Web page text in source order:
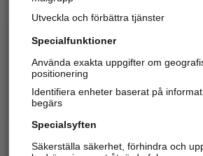
Kom igång och
Alla kategorier
Utveckla och förbättra tjänster
Specialfunktioner
Använda exakta uppgifter om
positionering
Identifiera enheter baserat på
begärs
Specialsyften
Säkerställa säkerhet, förhindra och